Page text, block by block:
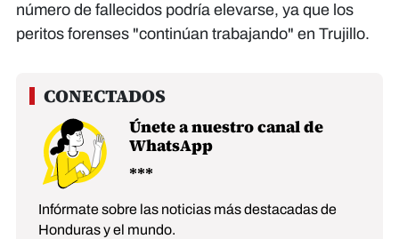
número de fallecidos podría elevarse, ya que los
peritos forenses "continúan trabajando" en Trujillo.
Únete a nuestro canal de
WhatsApp
Infórmate sobre las noticias más destacadas de
Honduras y el mundo.